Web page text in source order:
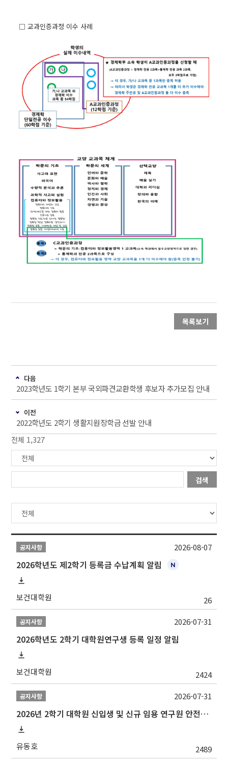
□ 교과인증과정 이수 사례
목록보기
다음
2023학년도 1학기 본부 국외파견교환학생 후보자 추가모집 안내
이전
2022학년도 2학기 생활지원장학금 선발 안내
전체 1,327
검색
공지사항
2026학년도 제2학기 등록금 수납계획 알림
보건대학원 26
2026-08-07
공지사항
2026학년도 2학기 대학원연구생 등록 일정 알림
보건대학원 2424
2026-07-31
공지사항
2026년 2학기 대학원 신입생 및 신규 임용 연구원 안전환경교육(신규교육) 실시 안내
유동호 2489
2026-07-31